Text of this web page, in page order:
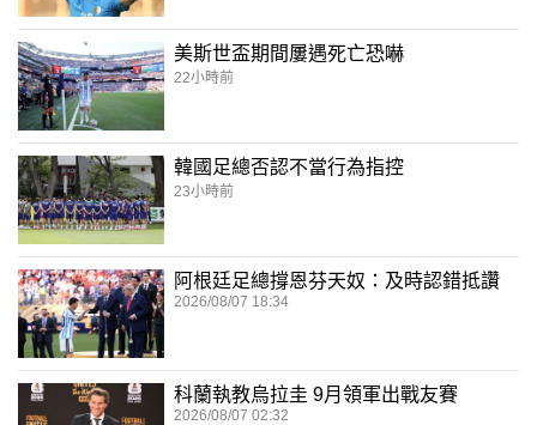
美斯世盃期間屢遇死亡恐嚇
22小時前
韓國足總否認不當行為指控
23小時前
阿根廷足總撐恩芬天奴：及時認錯抵讚
2026/08/07 18:34
科蘭執教烏拉圭 9月領軍出戰友賽
2026/08/07 02:32